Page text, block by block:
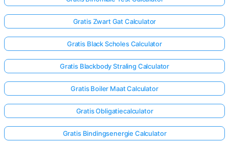
Gratis Zwart Gat Calculator
Gratis Black Scholes Calculator
Gratis Blackbody Straling Calculator
Gratis Boiler Maat Calculator
Gratis Obligatiecalculator
Gratis Bindingsenergie Calculator